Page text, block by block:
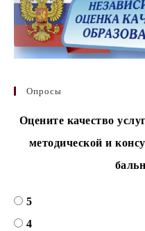
Опросы
Оцените качество
методической и
5
4